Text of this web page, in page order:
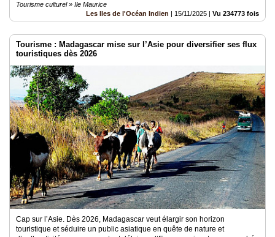
Tourisme culturel » Ile Maurice
Les Iles de l'Océan Indien | 15/11/2025 | Vu 234773 fois
Tourisme : Madagascar mise sur l’Asie pour diversifier ses flux
touristiques dès 2026
Cap sur l’Asie. Dès 2026, Madagascar veut élargir son horizon
touristique et séduire un public asiatique en quête de nature et